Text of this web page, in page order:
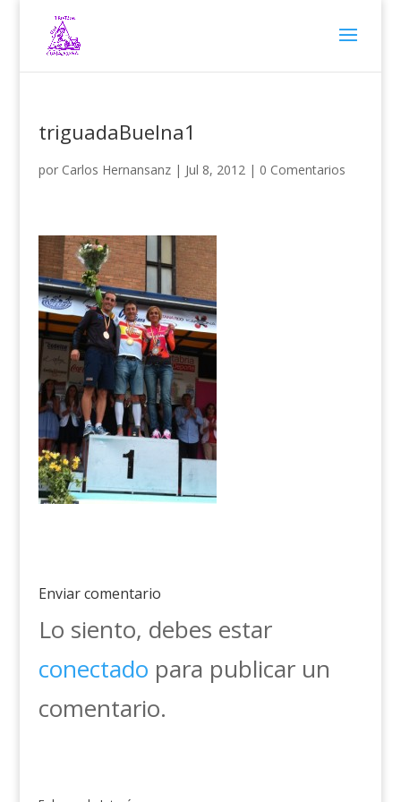
triguadaBuelna1
por Carlos Hernansanz | Jul 8, 2012| 0 Comentarios
Enviar comentario
Lo siento, debes estar
conectado para publicar un
comentario.